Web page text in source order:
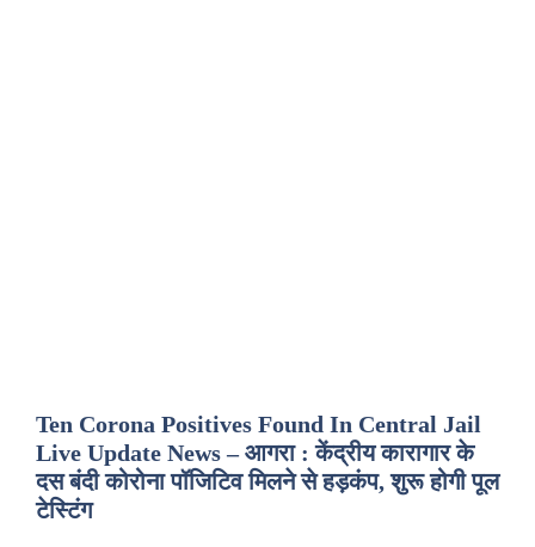
Ten Corona Positives Found In Central Jail
Live Update News – आगरा : केंद्रीय कारागार के
दस बंदी कोरोना पॉजिटिव मिलने से हड़कंप, शुरू होगी पूल
टेस्टिंग